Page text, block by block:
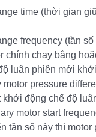
time (thời gian
frequency (tần
chính chạy bằng
luân phiên mới
motor pressure
khởi động chế độ
motor start
tần số này thì motor